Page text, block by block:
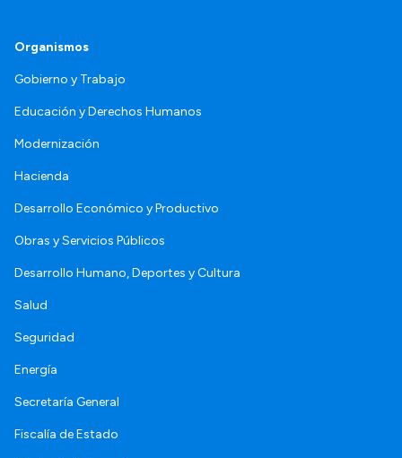
Organismos
Gobierno y Trabajo
Educación y Derechos Humanos
Modernización
Hacienda
Desarrollo Económico y Productivo
Obras y Servicios Públicos
Desarrollo Humano, Deportes y Cultura
Salud
Seguridad
Energía
Secretaría General
Fiscalía de Estado